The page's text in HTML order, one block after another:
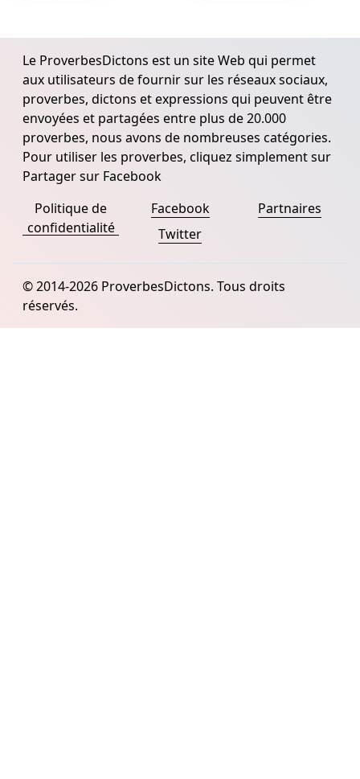
Le ProverbesDictons est un site Web qui permet
aux utilisateurs de fournir sur les réseaux sociaux,
proverbes, dictons et expressions qui peuvent être
envoyées et partagées entre plus de 20.000
proverbes, nous avons de nombreuses catégories.
Pour utiliser les proverbes, cliquez simplement sur
Partager sur Facebook
Politique de
confidentialité
Facebook
Twitter
Partnaires
© 2014-2026 ProverbesDictons. Tous droits
réservés.